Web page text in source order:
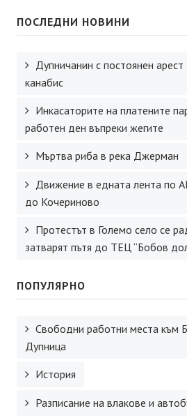
ПОСЛЕДНИ НОВИНИ
Дупничанин с постоянен
канабис
Инкасаторите на платените
работен ден въпреки жегите
Мъртва риба в река Джерман
Движение в едната лента по
до Кочериново
Протестът в Големо село се
затварят пътя до ТЕЦ “Бобов
ПОПУЛЯРНО
Свободни работни места към
Дупница
История
Разписание на влакове и